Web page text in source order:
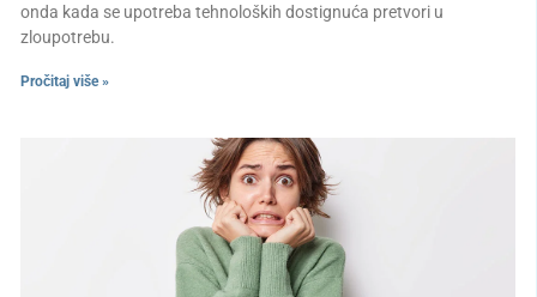
onda kada se upotreba tehnoloških dostignuća pretvori u
zloupotrebu.
Pročitaj više »